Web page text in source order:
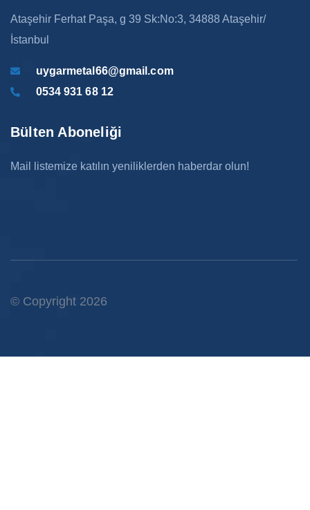
Ataşehir Ferhat Paşa, g 39 Sk:No:3, 34888 Ataşehir/
İstanbul
uygarmetal66@gmail.com
0534 931 68 12
Bülten Aboneliği
Mail listemize katılın yeniliklerden haberdar olun!
© Copyright 2026